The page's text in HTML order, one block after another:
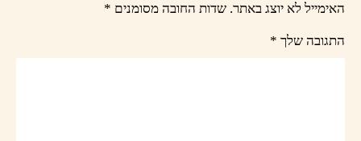
האימייל לא יוצג באתר. שדות החובה מסומנים *
התגובה שלך*